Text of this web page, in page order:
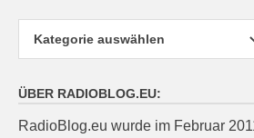
Kategorien
ÜBER RADIOBLOG.EU:
RadioBlog.eu wurde im Februar